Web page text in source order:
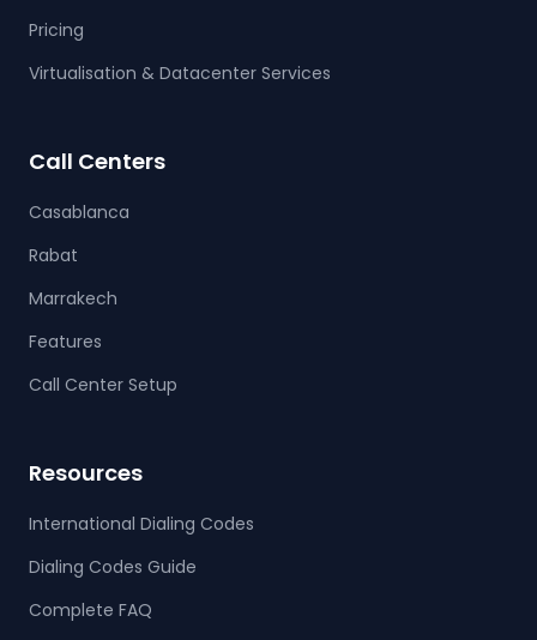
Pricing
Virtualisation & Datacenter Services
Call Centers
Casablanca
Rabat
Marrakech
Features
Call Center Setup
Resources
International Dialing Codes
Dialing Codes Guide
Complete FAQ